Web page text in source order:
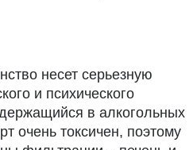
несет серьезную
и психического
в алкогольных
очень токсичен, поэтому